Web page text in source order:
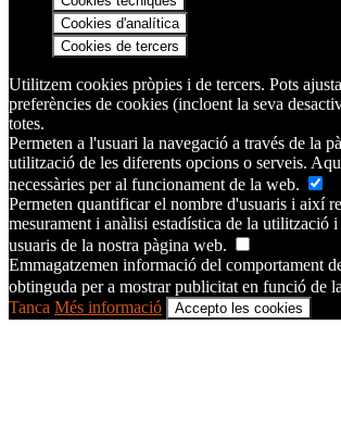
Cookies d'analítica
Cookies de tercers
Utilitzem cookies pròpies i de tercers. Pots
preferències de cookies (incloent la seva
totes.
Permeten a l'usuari la navegació a través de la
utilització de les diferents opcions o serveis.
necessàries per al funcionament de la web.
Permeten quantificar el nombre d'usuaris i així
mesurament i anàlisi estadística de la utilització
usuaris de la nostra pàgina web.
Emmagatzemen informació del comportament
obtinguda per a mostrar publicitat en funció de
Tanca Més informació Accepto les cookies